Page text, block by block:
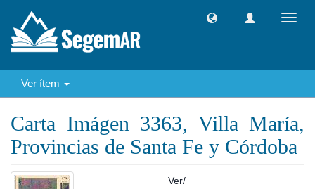
Ver ítem
Carta Imágen 3363, Villa María,
Provincias de Santa Fe y Córdoba
Ver/